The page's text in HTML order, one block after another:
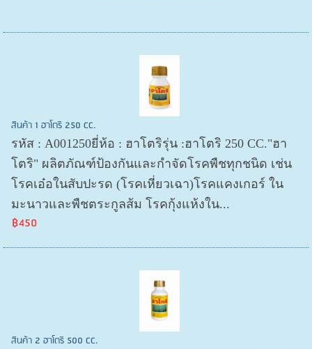
สินค้า 1 ฮาโตริ 250 CC.
รหัส : A001250ยี่ห้อ : ฮาโตริรุ่น :ฮาโตริ 250 CC."ฮา
โตริ" ผลิตภัณฑ์ป้องกันและกำจัดโรคพืชทุกชนิด เช่น
โรคเอ๋อในสับปะรด (โรคเหี่ยวเฉา)โรคแคงเกอร์ ใน
มะนาวและพืชตระกูลส้ม โรคกุ้งแห้งใน...
฿450
สินค้า 2 ฮาโตริ 500 CC.